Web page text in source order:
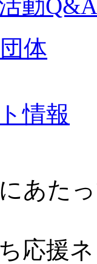
動Q&A
体
情報
あた
応援